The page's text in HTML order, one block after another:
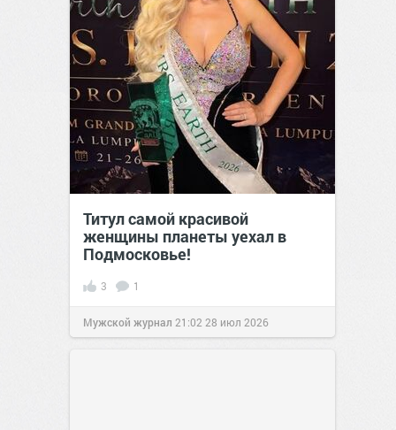
Титул самой красивой
женщины планеты уехал в
Подмосковье!
3 1
Мужской журнал 21:02 28 июл 2026